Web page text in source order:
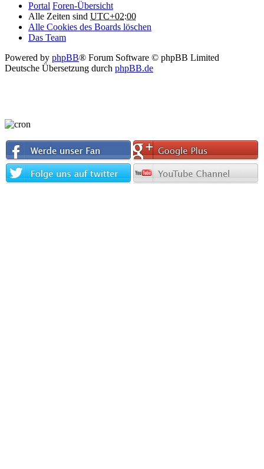
Portal Foren-Übersicht
Alle Zeiten sind UTC+02:00
Alle Cookies des Boards löschen
Das Team
Powered by phpBB® Forum Software © phpBB Limited
Deutsche Übersetzung durch phpBB.de